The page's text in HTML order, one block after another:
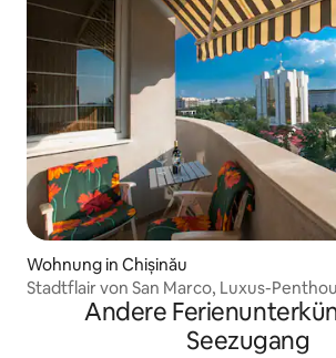
Wohnung in Chișinău
Stadtflair von San Marco, Luxus-
InnenstadtAndere
Seezugang